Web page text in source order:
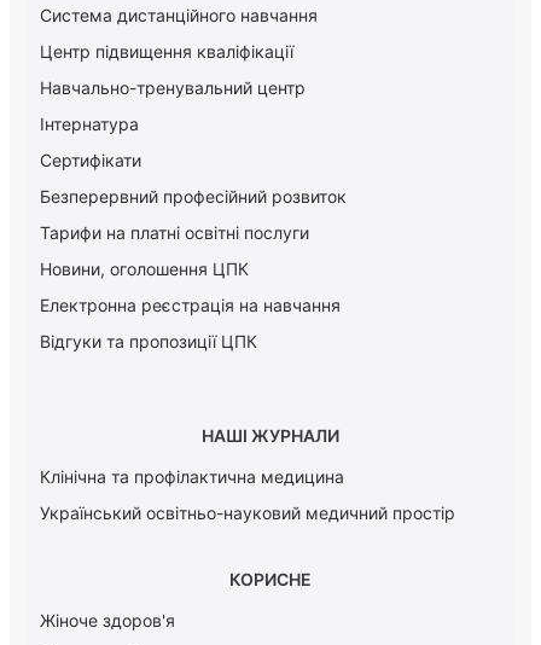
Система дистанційного навчання
Центр підвищення кваліфікації
Навчально-тренувальний центр
Інтернатура
Сертифікати
Безперервний професійний розвиток
Тарифи на платні освітні послуги
Новини, оголошення ЦПК
Електронна реєстрація на навчання
Відгуки та пропозиції ЦПК
НАШІ ЖУРНАЛИ
Клінічна та профілактична медицина
Український освітньо-науковий медичний простір
КОРИСНЕ
Жіноче здоров'я